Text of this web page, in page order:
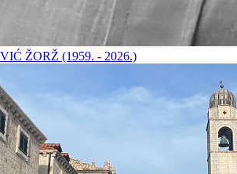
ŽORŽ (1959. - 2026.)